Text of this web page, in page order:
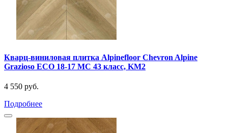
Кварц-виниловая плитка Alpinefloor Chevron Alpine
Grazioso ECO 18-17 MC 43 класс, KM2
4 550 руб.
Подробнее